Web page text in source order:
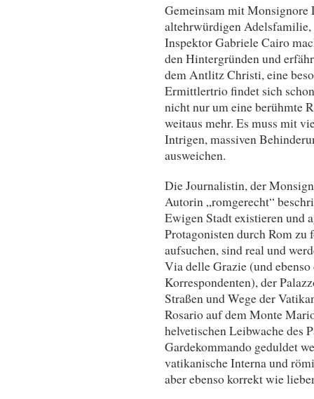
Gemeinsam mit Monsignore
altehrwürdigen
Inspektor Gabriele Cairo
den Hintergründen und
dem Antlitz Christi, eine
Ermittlertrio findet sich
nicht nur um eine berühmte
weitaus mehr. Es muss mit
Intrigen, massiven
ausweichen.
Die Journalistin, der
Autorin „romgerecht“
Ewigen Stadt existieren und
Protagonisten durch Rom
aufsuchen, sind real und
Via delle Grazie (und
Korrespondenten), der
Straßen und Wege der
Rosario auf dem Monte
helvetischen Leibwache des
Gardekommando geduldet
vatikanische Interna und
aber ebenso korrekt wie